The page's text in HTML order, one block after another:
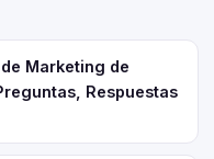
Marketing de
Respuestas